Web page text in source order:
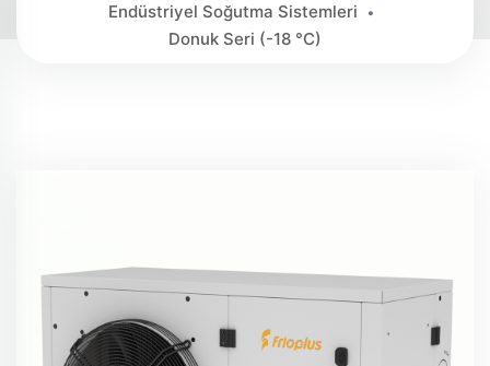
Endüstriyel Soğutma Sistemleri
Donuk Seri (-18 °c)